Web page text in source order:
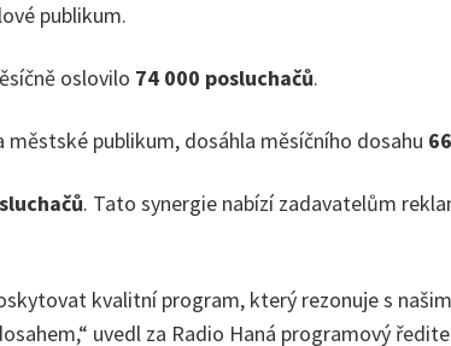
publikum.
oslovilo 74 000 posluchačů.
publikum, dosáhla měsíčního dosahu
. Tato synergie nabízí zadavatelům
kvalitní program, který rezonuje s
uvedl za Radio Haná programový